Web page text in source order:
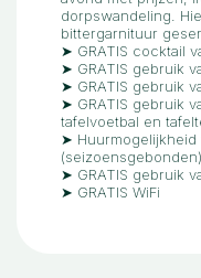
dorpswandeling.
bittergarnituur
➤ GRATIS cocktail
➤ GRATIS gebruik
➤ GRATIS gebruik
➤ GRATIS gebruik
tafelvoetbal en
➤
(seizoensgebonden)
➤ GRATIS gebruik
➤ GRATIS WiFi